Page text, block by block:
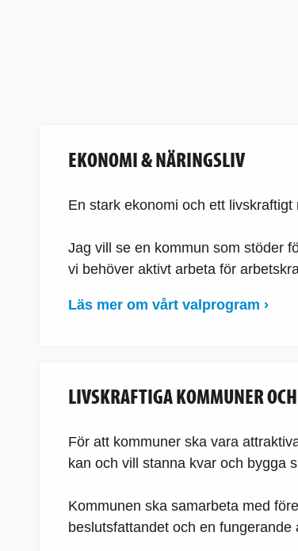
EKONOMI & NÄRINGSLIV
En stark ekonomi och ett
Jag vill se en kommun som stöder
vi behöver aktivt arbeta för
Läs mer om vårt valprogram ›
LIVSKRAFTIGA KOMMUNER
För att kommuner ska vara
kan och vill stanna kvar och bygga
Kommunen ska samarbeta med
beslutsfattandet och en